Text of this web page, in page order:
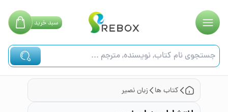
سبدخرید
کتاب ها زبان نصیر